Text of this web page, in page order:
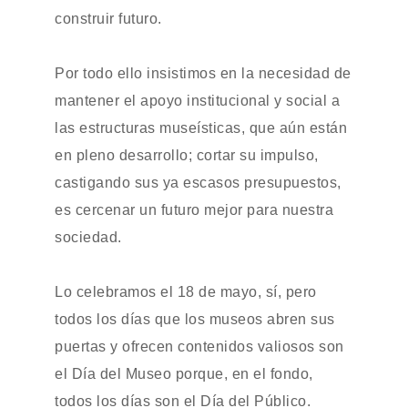
construir futuro.
Por todo ello insistimos en la necesidad de
mantener el apoyo institucional y social a
las estructuras museísticas, que aún están
en pleno desarrollo; cortar su impulso,
castigando sus ya escasos presupuestos,
es cercenar un futuro mejor para nuestra
sociedad.
Lo celebramos el 18 de mayo, sí, pero
todos los días que los museos abren sus
puertas y ofrecen contenidos valiosos son
el Día del Museo porque, en el fondo,
todos los días son el Día del Público.